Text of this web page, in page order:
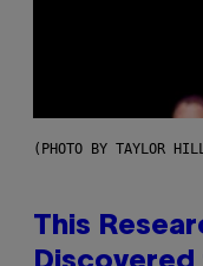
(PHOTO BY TAYLOR
This